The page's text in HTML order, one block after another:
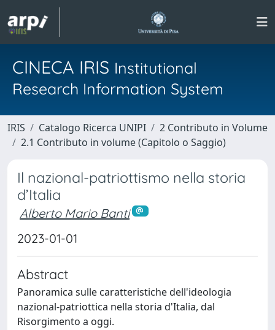
CINECA IRIS Institutional
Research Information System
IRIS Catalogo Ricerca UNIPI
2 Contributo in Volume
2.1 Contributo in volume (Capitolo o Saggio)
Il nazional-patriottismo nella storia
d’Italia
Alberto Mario Banti
2023-01-01
Abstract
Panoramica sulle caratteristiche dell'ideologia
nazional-patriottica nella storia d'Italia, dal
Risorgimento a oggi.